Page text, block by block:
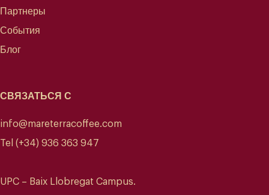
Партнеры
События
Блог
СВЯЗАТЬСЯ С
info@mareterracoffee.com
Tel (+34) 936 363 947
UPC – Baix Llobregat Campus.